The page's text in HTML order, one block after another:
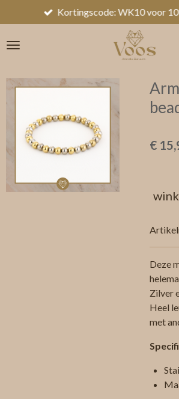
direct
naar
Kortingscode: WK10 voor
€
Deze
Zilver
Heel
met